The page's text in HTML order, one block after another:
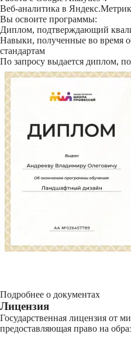
Веб-аналитика в
Вы освоите программы:
Диплом, подтверждающий
Навыки, полученные во время
стандартам
По запросу выдается диплом,
Подробнее о документах
Лицензия
Государственная лицензия от
предоставляющая право на